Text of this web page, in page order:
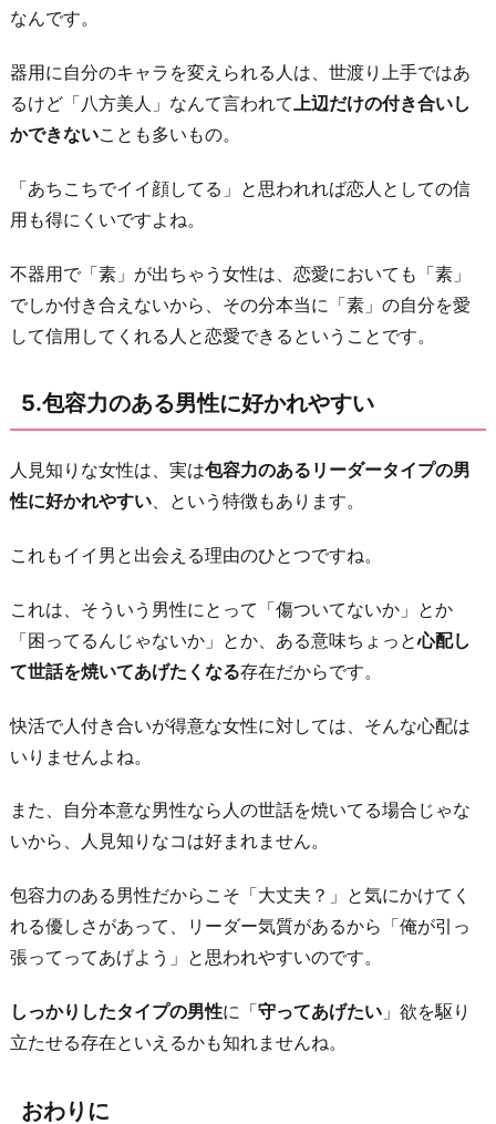
なんです。
器用に自分のキャラを変えられる人は、世渡り上手ではあ
るけど「八方美人」なんて言われて上辺だけの付き合いし
かできないことも多いもの。
「あちこちでイイ顔してる」と思われれば恋人としての信
用も得にくいですよね。
不器用で「素」が出ちゃう女性は、恋愛においても「素」
でしか付き合えないから、その分本当に「素」の自分を愛
して信用してくれる人と恋愛できるということです。
5.包容力のある男性に好かれやすい
人見知りな女性は、実は包容力のあるリーダータイプの男
性に好かれやすい、という特徴もあります。
これもイイ男と出会える理由のひとつですね。
これは、そういう男性にとって「傷ついてないか」とか
「困ってるんじゃないか」とか、ある意味ちょっと心配し
て世話を焼いてあげたくなる存在だからです。
快活で人付き合いが得意な女性に対しては、そんな心配は
いりませんよね。
また、自分本意な男性なら人の世話を焼いてる場合じゃな
いから、人見知りなコは好まれません。
包容力のある男性だからこそ「大丈夫？」と気にかけてく
れる優しさがあって、リーダー気質があるから「俺が引っ
張ってってあげよう」と思われやすいのです。
しっかりしたタイプの男性に「守ってあげたい 」欲を駆り
立たせる存在といえるかも知れませんね。
おわりに